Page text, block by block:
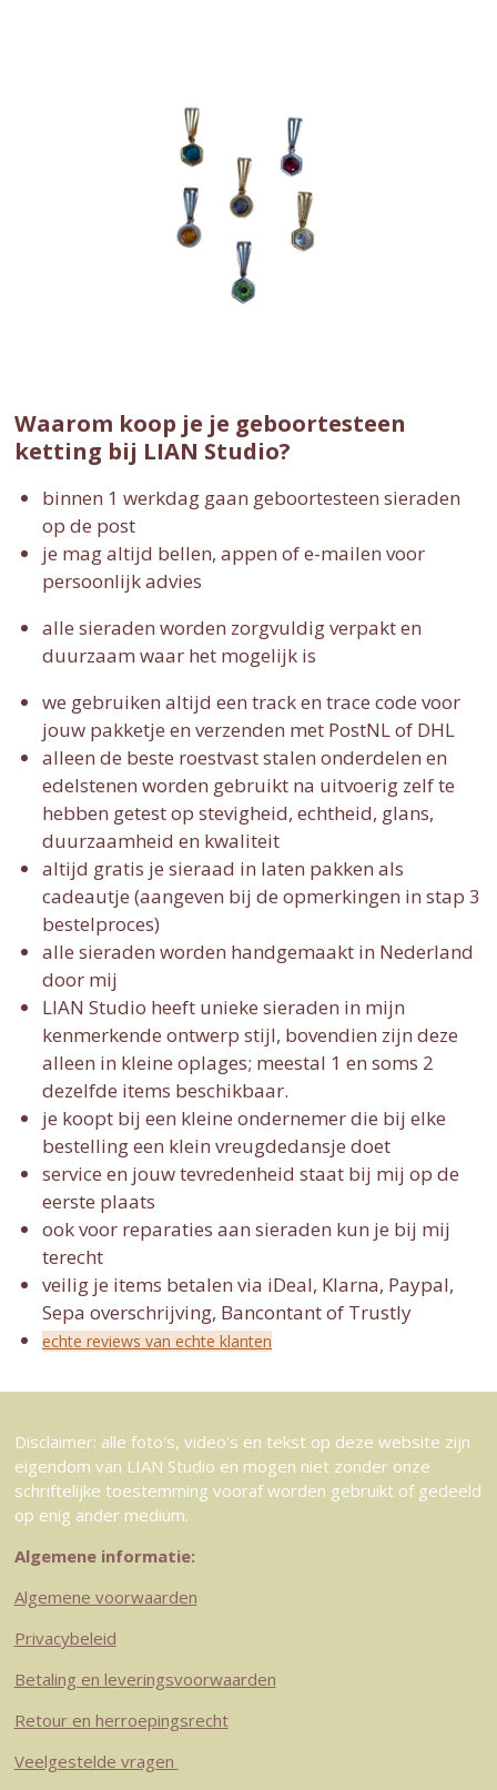
Waarom koop je je geboortesteen
ketting bij LIAN Studio?
binnen 1 werkdag gaan geboortesteen sieraden
op de post
je mag altijd bellen, appen of e-mailen voor
persoonlijk advies
alle sieraden worden zorgvuldig verpakt en
duurzaam waar het mogelijk is
we gebruiken altijd een track en trace code voor
jouw pakketje en verzenden met PostNL of DHL
alleen de beste roestvast stalen onderdelen en
edelstenen worden gebruikt na uitvoerig zelf te
hebben getest op stevigheid, echtheid, glans,
duurzaamheid en kwaliteit
altijd gratis je sieraad in laten pakken als
cadeautje (aangeven bij de opmerkingen in stap 3
bestelproces)
alle sieraden worden handgemaakt in Nederland
door mij
LIAN Studio heeft unieke sieraden in mijn
kenmerkende ontwerp stijl, bovendien zijn deze
alleen in kleine oplages; meestal 1 en soms 2
dezelfde items beschikbaar.
je koopt bij een kleine ondernemer die bij elke
bestelling een klein vreugdedansje doet
service en jouw tevredenheid staat bij mij op de
eerste plaats
ook voor reparaties aan sieraden kun je bij mij
terecht
veilig je items betalen via iDeal, Klarna, Paypal,
Sepa overschrijving, Bancontant of Trustly
echte reviews van echte klanten
Disclaimer: alle foto's, video's en tekst op deze website zijn
eigendom van LIAN Studio en mogen niet zonder onze
schriftelijke toestemming vooraf worden gebruikt of gedeeld
op enig ander medium.
Algemene informatie:
Algemene voorwaarden
Privacybeleid
Betaling en leveringsvoorwaarden
Retour en herroepingsrecht
Veelgestelde vragen